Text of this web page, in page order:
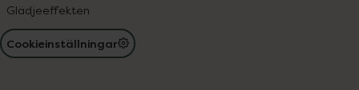
Glädjeeffekten
Cookieinställningar